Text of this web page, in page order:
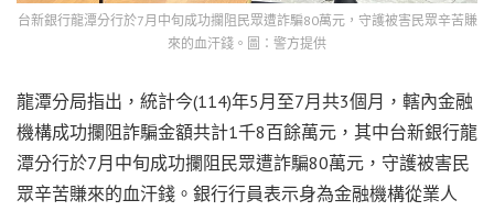
台新銀行龍潭分行於7月中旬成功攔阻民眾遭詐騙80萬元，守護被害民眾辛苦賺
來的血汗錢。圖：警方提供
龍潭分局指出，統計今(114)年5月至7月共3個月，轄內金融
機構成功攔阻詐騙金額共計1千8百餘萬元，其中台新銀行龍
潭分行於7月中旬成功攔阻民眾遭詐騙80萬元，守護被害民
眾辛苦賺來的血汗錢。銀行行員表示身為金融機構從業人